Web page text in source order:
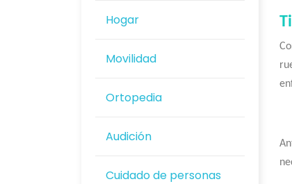
Hogar
Movilidad
Ortopedia
Audición
Cuidado de personas